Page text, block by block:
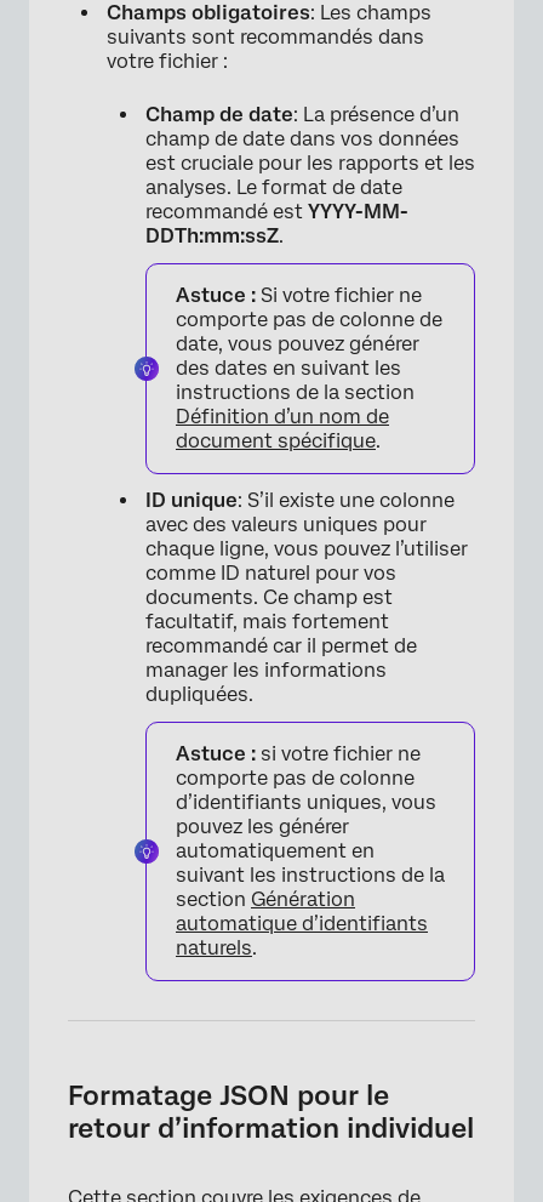
Champs obligatoires: Les champs
suivants sont recommandés dans
votre fichier :
Champ de date: La présence d’un
champ de date dans vos données
est cruciale pour les rapports et les
analyses. Le format de date
recommandé est YYYY-MM-
DDTh:mm:ssZ.
Astuce : Si votre fichier ne
comporte pas de colonne de
date, vous pouvez générer
des dates en suivant les
instructions de la section
Définition d’un nom de
document spécifique.
ID unique: S’il existe une colonne
avec des valeurs uniques pour
chaque ligne, vous pouvez l’utiliser
comme ID naturel pour vos
documents. Ce champ est
facultatif, mais fortement
recommandé car il permet de
manager les informations
dupliquées.
Astuce : si votre fichier ne
comporte pas de colonne
d’identifiants uniques, vous
pouvez les générer
automatiquement en
suivant les instructions de la
section Génération
automatique d’identifiants
naturels.
Formatage JSON pour le
retour d’information individuel